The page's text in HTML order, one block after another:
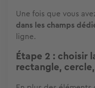
Une fois que vous
dans les champs
ligne.
Étape 2 : choisir
rectangle, cercle,